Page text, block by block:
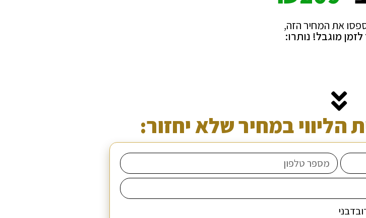
את המחיר הזה,
מוגבל! נותרו:
הליווי במחיר שלא יחזור: